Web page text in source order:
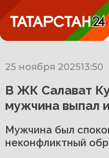
25 ноября 202513:50
В ЖК Салават
мужчина выпал
Мужчина был
неконфликтный